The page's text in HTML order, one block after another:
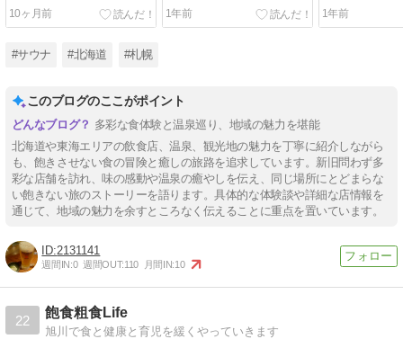
10ヶ月前
1年前
1年前
#サウナ #北海道 #札幌
このブログのここがポイント
多彩な食体験と温泉巡り、地域の魅力を堪能
北海道や東海エリアの飲食店、温泉、観光地の魅力を丁寧に紹介しながら
も、飽きさせない食の冒険と癒しの旅路を追求しています。新旧問わず多
彩な店舗を訪れ、味の感動や温泉の癒やしを伝え、同じ場所にとどまらな
い飽きない旅のストーリーを語ります。具体的な体験談や詳細な店情報を
通じて、地域の魅力を余すところなく伝えることに重点を置いています。
2131141
週間IN:0 週間OUT:110 月間IN:10
22
飽食粗食Life
旭川で食と健康と育児を緩くやっていきます